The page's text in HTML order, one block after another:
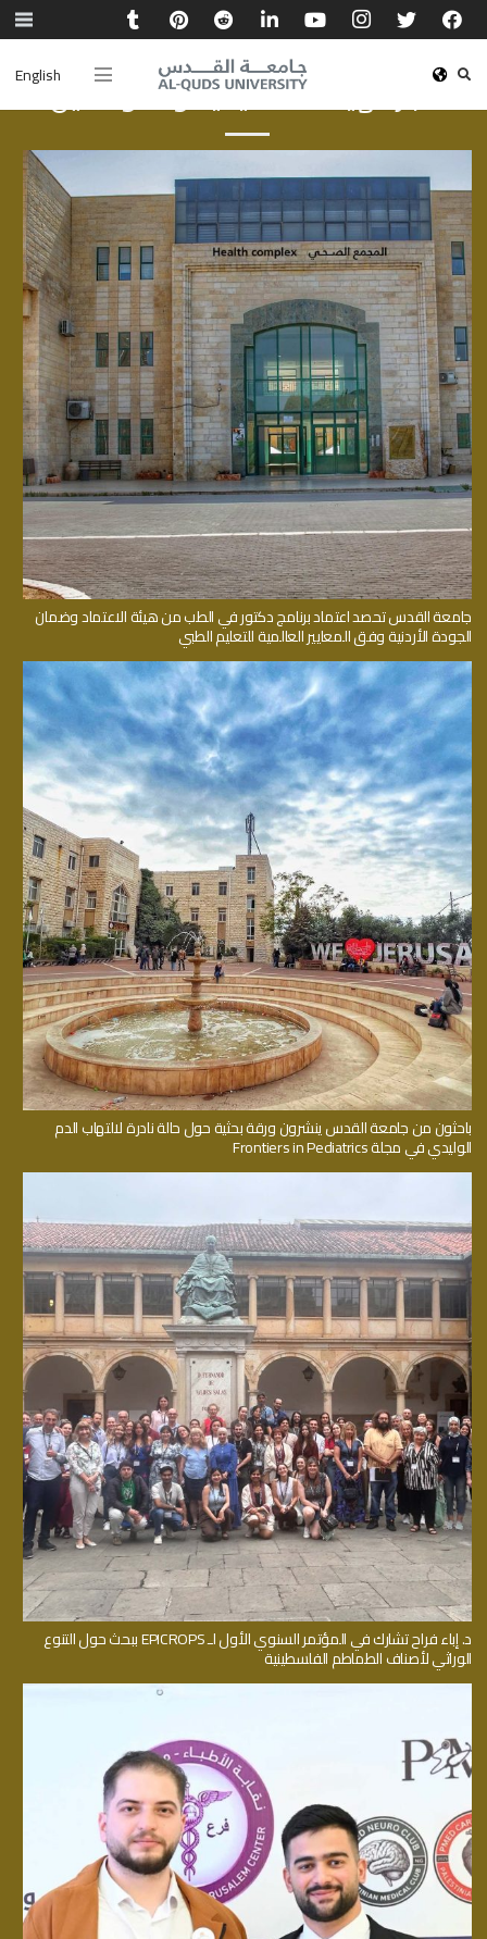
Englishأخبار الهيئة الأكاديمية والموظفين
جامعة القدس تحصد اعتماد برنامج دكتور في الطب من هيئة الاعتماد وضمان
الجودة الأردنية وفق المعايير العالمية للتعليم الطبي
باحثون من جامعة القدس ينشرون ورقة بحثية حول حالة نادرة لالتهاب الدم
الوليدي في مجلة Frontiers in Pediatrics
د. إباء فراح تشارك في المؤتمر السنوي الأول لـ EPICROPS ببحث حول التنوع
الوراثي لأصناف الطماطم الفلسطينية